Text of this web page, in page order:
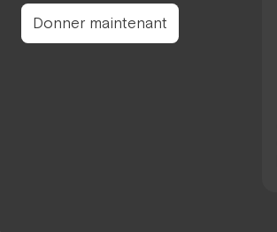
Donner maintenant